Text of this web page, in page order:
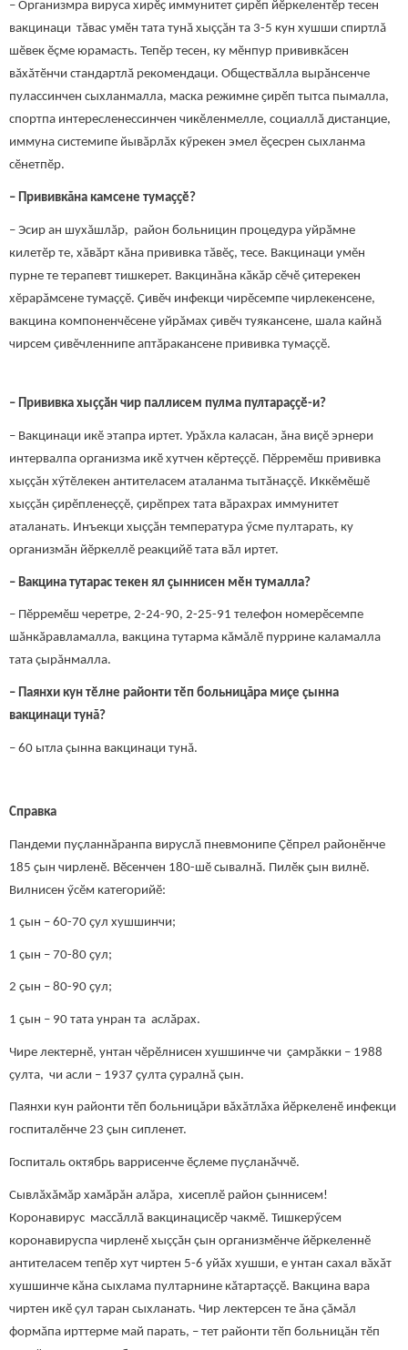
– Организмра вируса хирӗҫ иммунитет ҫирӗп йӗркелентӗр тесен
вакцинаци тăвас умӗн тата тунă хыççăн та 3-5 кун хушши спиртлă
шӗвек ӗçме юрамасть. Тепӗр тесен, ку мӗнпур прививкӑсен
вăхăтӗнчи стандартлӑ рекомендаци. Обществӑлла вырӑнсенче
пулассинчен сыхланмалла, маска режимне ҫирӗп тытса пымалла,
спортпа интересленессинчен чикӗленмелле, социаллӑ дистанцие,
иммуна системипе йывăрлăх кӳрекен эмел ӗҫесрен сыхланма
сӗнетпӗр.
– Прививкăна камсене тумаҫҫӗ?
– Эсир ан шухăшлăр, район больницин процедура уйрӑмне
килетӗр те, хăвăрт кăна прививка тӑвӗҫ, тесе. Вакцинаци умĕн
пурне те терапевт тишкерет. Вакцинăна кăкăр сӗчӗ çитерекен
хĕрарăмсене тумаççĕ. Çивĕч инфекци чирĕсемпе чирлекенсене,
вакцина компоненчĕсене уйрăмах çивĕч туякансене, шала кайнă
чирсем çивĕчленнипе аптăракансене прививка тумаççӗ.
– Прививка хыҫҫӑн чир паллисем пулма пултараҫҫӗ-и?
– Вакцинаци икӗ этапра иртет. Урӑхла каласан, ăна виҫӗ эрнери
интервалпа организма икӗ хутчен кӗртеççӗ. Пĕрремĕш прививка
хыççăн хӳтĕлекен антителасем аталанма тытăнаççĕ. Иккĕмĕшӗ
хыççăн çирĕпленеççĕ, çирĕпрех тата вăрахрах иммунитет
аталанать. Инъекци хыҫҫӑн температура ӳсме пултарать, ку
организмӑн йӗркеллӗ реакцийӗ тата вӑл иртет.
– Вакцина тутарас текен ял ҫыннисен мӗн тумалла?
– Пӗрремӗш черетре, 2-24-90, 2-25-91 телефон номерӗсемпе
шӑнкӑравламалла, вакцина тутарма кăмăлӗ пуррине каламалла
тата çырăнмалла.
– Паянхи кун тӗлне районти тӗп больницăра миçе çынна
вакцинаци тунă?
– 60 ытла çынна вакцинаци тунă.
Справка
Пандеми пуçланнăранпа вируслă пневмонипе Ҫӗпрел районӗнче
185 ҫын чирленӗ. Вӗсенчен 180-шӗ сывалнӑ. Пилӗк ҫын вилнӗ.
Вилнисен ӳсӗм категорийӗ:
1 ҫын – 60-70 ҫул хушшинчи;
1 ҫын – 70-80 ҫул;
2 ҫын – 80-90 ҫул;
1 ҫын – 90 тата унран та аслӑрах.
Чире лектернӗ, унтан чӗрӗлнисен хушшинче чи ҫамрӑкки – 1988
ҫулта, чи асли – 1937 ҫулта ҫуралнӑ çын.
Паянхи кун районти тӗп больницăри вăхăтлăха йӗркеленӗ инфекци
госпиталӗнче 23 ҫын сипленет.
Госпиталь октябрь варрисенче ӗҫлеме пуҫланӑччӗ.
Сывлӑхăмăр хамăрăн алӑра, хисеплӗ район ҫыннисем!
Коронавирус массӑллӑ вакцинацисӗр чакмӗ. Тишкерӳсем
коронавируспа чирленӗ хыççăн çын организмӗнче йӗркеленнӗ
антителасем тепӗр хут чиртен 5-6 уйăх хушши, е унтан сахал вăхăт
хушшинче кăна сыхлама пултарнине кăтартаççӗ. Вакцина вара
чиртен икӗ çул таран сыхланать. Чир лектерсен те ăна çăмăл
формăпа ирттерме май парать, – тет районти тӗп больницăн тӗп